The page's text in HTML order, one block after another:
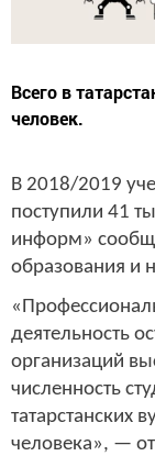
Всего в
человек.
В 2018/2019
поступили 41
информ»
образования и
деятельность
организаций
численность
татарстанских
человека», —